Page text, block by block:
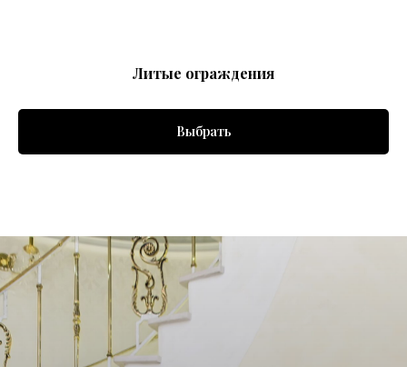
Литые ограждения
Выбрать